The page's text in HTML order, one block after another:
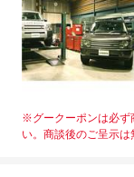
※グークーポンは必ず
い。商談後のご呈示は